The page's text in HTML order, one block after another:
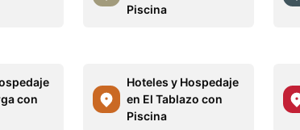
Piscina
con
Hoteles y Hospedaje
en El Tablazo con
Piscina